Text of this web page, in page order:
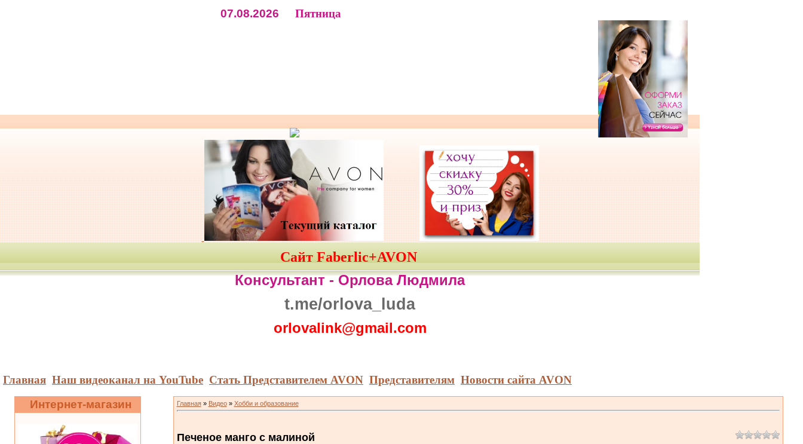
07.08.2026 Пятница
Сайт Faberlic+AVON
Консультант -Орлова Людмила
t.me/orlova_luda
orlovalink@gmail.com
Главная Наш видеоканал на YouTube Стать Представителем AVON Представителям Новости сайта AVON
Интернет-магазин
Главная» Видео» Хобби и образование
Печеное манго с малиной